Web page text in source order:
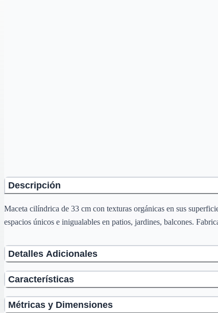
Descripción
Maceta cilíndrica de 33 cm con texturas orgánicas en sus
espacios únicos e inigualables en patios, jardines, balcones.
Detalles Adicionales
Características
Métricas y Dimensiones